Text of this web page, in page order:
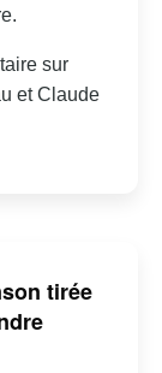
sur
et Claude
tirée